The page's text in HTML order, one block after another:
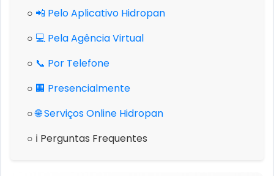
○ 📲 Pelo Aplicativo Hidropan
○ 💻 Pela Agência Virtual
○ 📞 Por Telefone
○ 🏢 Presencialmente
○ 🌐 Serviços Online Hidropan
○ ℹ️ Perguntas Frequentes